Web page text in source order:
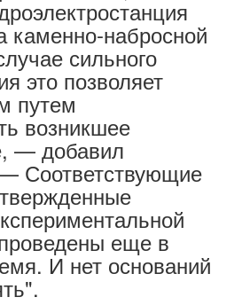
каменно-набросной
сильного
это позволяет
путем
возникшее
— добавил
Соответствующие
еще в
И нет оснований